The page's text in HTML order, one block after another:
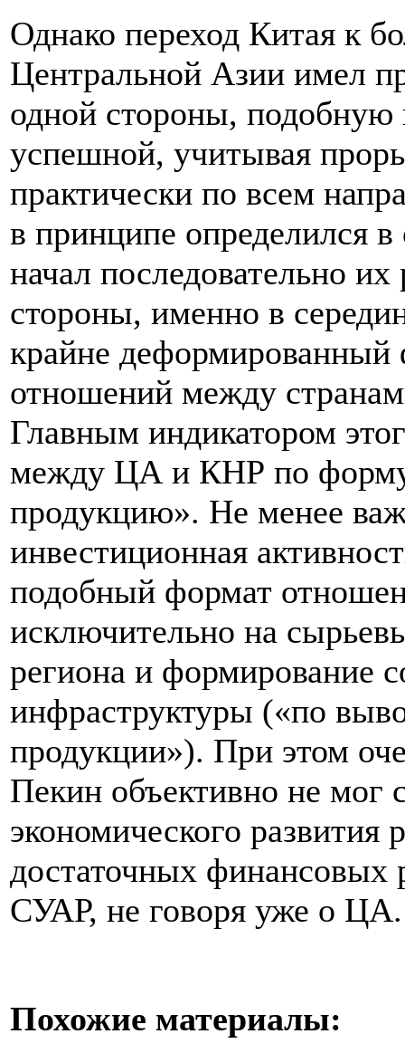
Однако переход Китая к
Центральной Азии имел
одной стороны, подобную
успешной, учитывая
практически по всем
в принципе определился
начал последовательно
стороны, именно в
крайне деформированный
отношений между
Главным индикатором
между ЦА и КНР по
продукцию». Не менее
инвестиционная
подобный формат
исключительно на
региона и формирование
инфраструктуры («по
продукции»). При этом
Пекин объективно не мог
экономического
достаточных финансовых
СУАР, не говоря уже о ЦА.
Похожие материалы: